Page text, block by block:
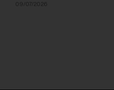
09/07/2026